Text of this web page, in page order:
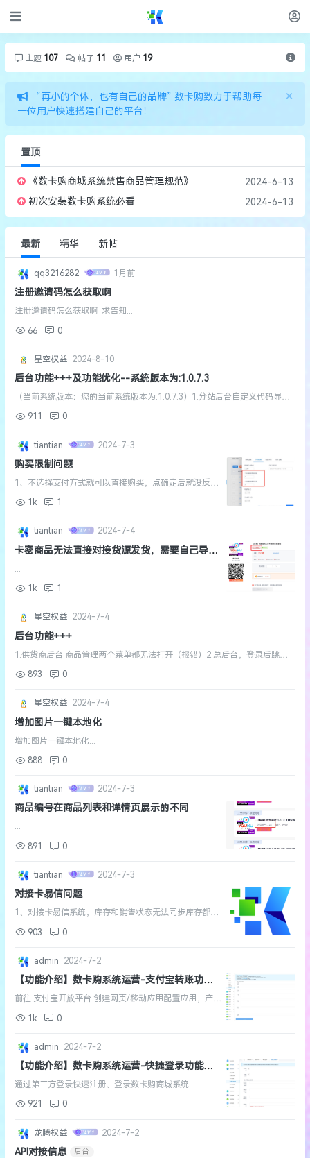
主题 107 帖子 11 用户 19
“再小的个体，也有自己的品牌” 数卡购致力于帮助每
一位用户快速搭建自己的平台！
×
置顶
《数卡购商城系统禁售商品管理规范》
2024-6-13
初次安装数卡购系统必看
2024-6-13
最新 精华 新帖
qq3216282 1月前
注册邀请码怎么获取啊
注册邀请码怎么获取啊 求告知...
66 0
星空权益 2024-8-10
后台功能+++及功能优化--系统版本为:1.0.7.3
（当前系统版本：您的当前系统版本为:1.0.7.3）1.分站后台自定义代码显示
admin.php登录页LOGO（引用主...
911 0
tiantian 2024-7-3
购买限制问题
1、不选择支付方式就可以直接购买，点确定后就没反应
限制...
1k 1
tiantian 2024-7-4
卡密商品无法直接对接货源发货，需要自己导
1k 1
星空权益 2024-7-4
后台功能+++
1.供货商后台 商品管理两个菜单都无法打开（报错）2.总后台，登录后跳转
893 0
星空权益 2024-7-4
增加图片一键本地化
增加图片一键本地化...
888 0
tiantian 2024-7-3
商品编号在商品列表和详情页展示的不同
...
891 0
tiantian 2024-7-3
对接卡易信问题
1、对接卡易信系统，库存和销售状态无法同步库存都是
设置充值模板的话无法保存3、未登录情况下点击购买没
903 0
admin 2024-7-2
【功能介绍】数卡购系统运营-支付宝转账功能
说明
功能说明
前往 支付宝开放平台 创建网页/移动应用配置应用，产品
下载接口】权限部分支付宝为改版后权限，需查看可调
1k 0
admin 2024-7-2
【功能介绍】数卡购系统运营-快捷登录功能说
明
通过第三方登录快速注册、登录数卡购商城系统...
921 0
龙腾权益 2024-7-2
API对接信息 后台